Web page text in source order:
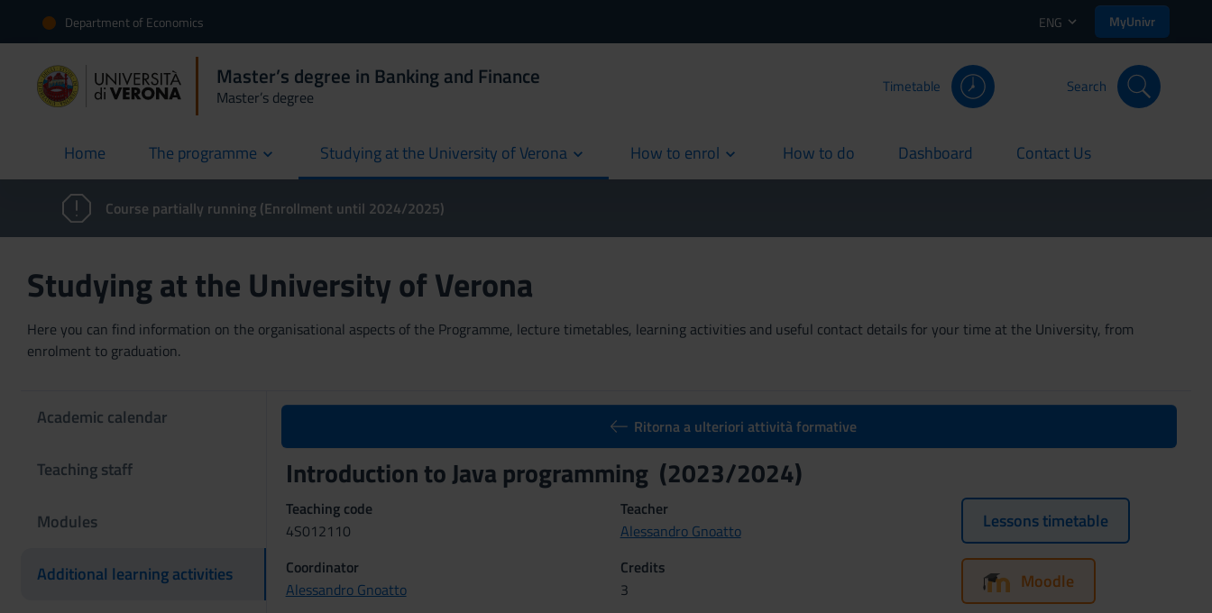
Department of Economics ENG MyUnivr
Master’s degree in Banking and Finance
Master’s degree
Timetable Search
Home
current The programme Studying at the University of Verona How to enrol How to do
current Dashboard
current Contact Us
current
Course partially running (Enrollment until 2024/2025)
Studying at the University of Verona
Here you can find information on the organisational aspects of the Programme, lecture timetables, learning activities and useful contact details for your time at the University, from
enrolment to graduation.
Academic calendar
Teaching staff
Modules
Additional learning activities
Ritorna a ulteriori attività formative
Introduction to Java programming (2023/2024)
Teaching code
4S012110
Teacher
Alessandro Gnoatto
Coordinator
Alessandro Gnoatto
Credits
3
Lessons timetable
Moodle